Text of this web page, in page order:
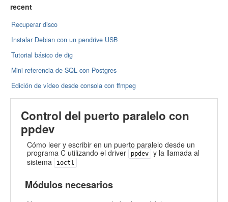
recent
Recuperar disco
Instalar Debian con un pendrive USB
Tutorial básico de dig
Mini referencia de SQL con Postgres
Edición de vídeo desde consola con ffmpeg
Control del puerto paralelo con
ppdev
Cómo leer y escribir en un puerto paralelo desde un
programa C utilizando el driver
ppdev
y la llamada al
sistema
ioctl
Módulos necesarios